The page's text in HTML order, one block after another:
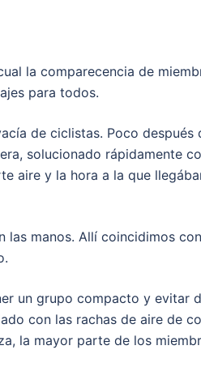
la comparecencia de
para todos.
de ciclistas. Poco después
solucionado rápidamente
aire y la hora a la que
las manos. Allí coincidimos
un grupo compacto y evitar
con las rachas de aire de
la mayor parte de los